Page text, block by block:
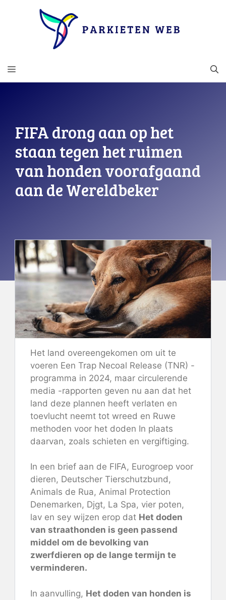
MENU
FIFA drong aan op het
staan ​​tegen het ruimen
van honden voorafgaand
aan de Wereldbeker
Het land overeengekomen om uit te
voeren Een Trap Necoal Release (TNR) -
programma in 2024, maar circulerende
media -rapporten geven nu aan dat het
land deze plannen heeft verlaten en
toevlucht neemt tot wreed en Ruwe
methoden voor het doden In plaats
daarvan, zoals schieten en vergiftiging.
In een brief aan de FIFA, Eurogroep voor
dieren, Deutscher Tierschutzbund,
Animals de Rua, Animal Protection
Denemarken, Djgt, La Spa, vier poten,
lav en sey wijzen erop dat Het doden
van straathonden is geen passend
middel om de bevolking van
zwerfdieren op de lange termijn te
verminderen.
In aanvulling, Het doden van honden is